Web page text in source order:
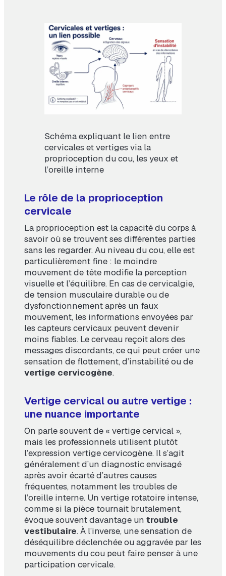
Schéma expliquant le lien entre
cervicales et vertiges via la
proprioception du cou, les yeux et
l’oreille interne
Le rôle de la proprioception
cervicale
La proprioception est la capacité du corps à
savoir où se trouvent ses différentes parties
sans les regarder. Au niveau du cou, elle est
particulièrement fine : le moindre
mouvement de tête modifie la perception
visuelle et l’équilibre. En cas de cervicalgie,
de tension musculaire durable ou de
dysfonctionnement après un faux
mouvement, les informations envoyées par
les capteurs cervicaux peuvent devenir
moins fiables. Le cerveau reçoit alors des
messages discordants, ce qui peut créer une
sensation de flottement, d’instabilité ou de
vertige cervicogène.
Vertige cervical ou autre vertige :
une nuance importante
On parle souvent de « vertige cervical »,
mais les professionnels utilisent plutôt
l’expression vertige cervicogène. Il s’agit
généralement d’un diagnostic envisagé
après avoir écarté d’autres causes
fréquentes, notamment les troubles de
l’oreille interne. Un vertige rotatoire intense,
comme si la pièce tournait brutalement,
évoque souvent davantage un trouble
vestibulaire. À l’inverse, une sensation de
déséquilibre déclenchée ou aggravée par les
mouvements du cou peut faire penser à une
participation cervicale.